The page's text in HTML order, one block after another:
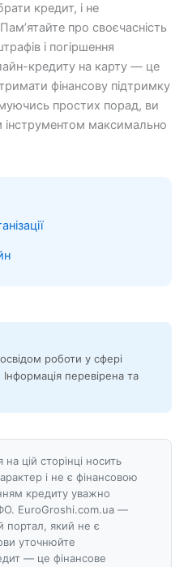
кредит, і не
про своєчасність
і погіршення
кредиту на карту — це
фінансову підтримку
простих порад, ви
максимально
роботи у сфері
Інформація перевірена та
на цій сторінці носить
і не є фінансовою
кредиту уважно
EuroGroshi.com.ua —
портал, який не є
уточнюйте
— це фінансове